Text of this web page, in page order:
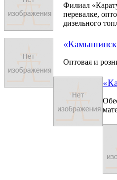
Филиал
перевалке,
дизельного
Оптовая и